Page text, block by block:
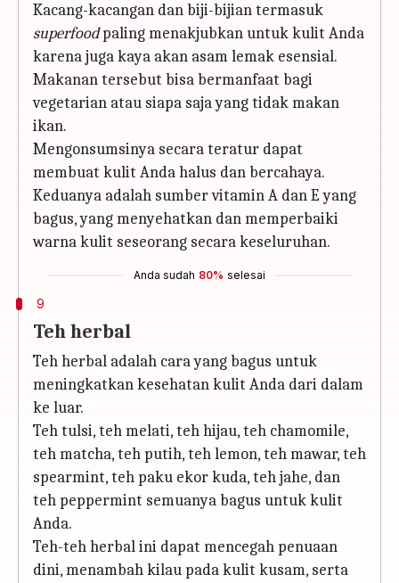
Kacang-kacangan dan biji-bijian termasuk
superfoodpaling menakjubkan untuk kulit Anda
karena juga kaya akan asam lemak esensial.
Makanan tersebut bisa bermanfaat bagi
vegetarian atau siapa saja yang tidak makan
ikan.
Mengonsumsinya secara teratur dapat
membuat kulit Anda halus dan bercahaya.
Keduanya adalah sumber vitamin A dan E yang
bagus, yang menyehatkan dan memperbaiki
warna kulit seseorang secara keseluruhan.
Anda sudah 80% selesai
9
Teh herbal
Teh herbal adalah cara yang bagus untuk
meningkatkan kesehatan kulit Anda dari dalam
ke luar.
Teh tulsi, teh melati, teh hijau, teh chamomile,
teh matcha, teh putih, teh lemon, teh mawar, teh
spearmint, teh paku ekor kuda, teh jahe, dan
teh peppermint semuanya bagus untuk kulit
Anda.
Teh-teh herbal ini dapat mencegah penuaan
dini, menambah kilau pada kulit kusam, serta